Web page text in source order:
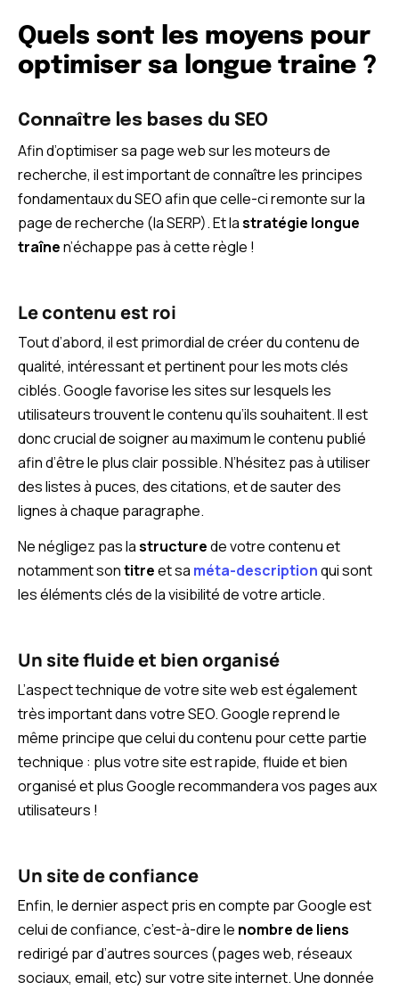
Quels sont les moyens pour
optimiser sa longue traine ?
Connaître les bases du SEO
Afin d’optimiser sa page web sur les moteurs de
recherche, il est important de connaître les principes
fondamentaux du SEO afin que celle-ci remonte sur la
page de recherche (la SERP). Et lastratégie longue
traînen’échappe pas à cette règle !
Le contenu est roi
Tout d’abord, il est primordial de créer du contenu de
qualité, intéressant et pertinent pour les mots clés
ciblés. Google favorise les sites sur lesquels les
utilisateurs trouvent le contenu qu’ils souhaitent. Il est
donc crucial de soigner au maximum le contenu publié
afin d’être le plus clair possible. N’hésitez pas à utiliser
des listes à puces, des citations, et de sauter des
lignes à chaque paragraphe.
Ne négligez pas lastructurede votre contenu et
notamment sontitreet sa méta-descriptionqui sont
les éléments clés de la visibilité de votre article.
Un site fluide et bien organisé
L’aspect technique de votre site web est également
très important dans votre SEO. Google reprend le
même principe que celui du contenu pour cette partie
technique : plus votre site est rapide, fluide et bien
organisé et plus Google recommandera vos pages aux
utilisateurs !
Un site de confiance
Enfin, le dernier aspect pris en compte par Google est
celui de confiance, c’est-à-dire le nombre de liens
redirigé par d’autres sources (pages web, réseaux
sociaux, email, etc) sur votre site internet. Une donnée